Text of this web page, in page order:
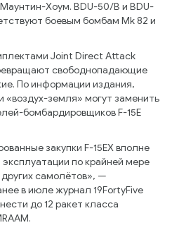
Хоум. BDU-50/B и BDU-
боевым бомбам Mk 82 и
Joint Direct Attack
свободнопадающие
По информации издания,
«воздух-земля» могут заменить
бомбардировщиков F-15E
закупки F-15EX вполне
по крайней мере
других самолётов», —
в июле журнал 19FortyFive
до 12 ракет класса